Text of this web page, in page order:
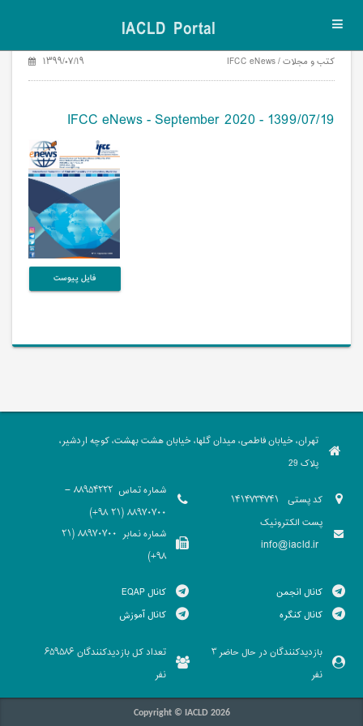
IACLD Portal
کتب و مجلات / IFCC eNews ۱۳۹۹/۰۷/۱۹
IFCC eNews - September 2020 - 1399/07/19
فایل پیوست
تهران، خیابان فاطمی، میدان گلها، خیابان هشت بهشت، کوچه اردشیر،
پلاک 29
کد پستی
پست الکترونیک
info@iacld.ir
شماره تماس
88954222 -
88970700 (21 98+)
شماره نمابر
88970700 (21
98+)
کانال انجمن
کانال کنگره
کانال EQAP
کانال آموزش
بازدیدکنندگان در حال حاضر3
نفر
تعداد کل بازدیدکنندگان 659586
نفر
Copyright © IACLD 2026